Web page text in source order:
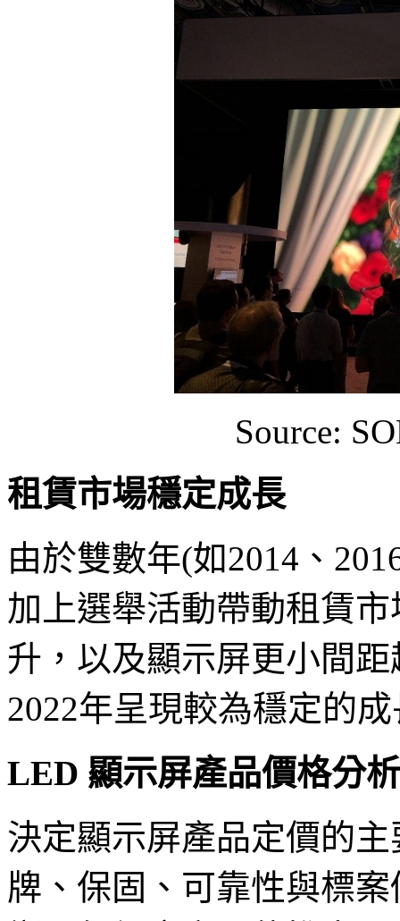
Source:
租賃市場穩定成長
由於雙數年(如2014、
加上選舉活動帶動租賃
升，以及顯示屏更小間
2022年呈現較為穩定的
LED 顯示屏產品價格分析
決定顯示屏產品定價的
牌、保固、可靠性與標